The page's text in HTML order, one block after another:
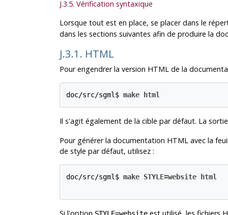
J.3.5. Vérification syntaxique
Lorsque tout est en place, se placer dans le
dans les sections suivantes afin de produire la
J.3.1. HTML
Pour engendrer la version HTMLde la
doc/src/sgml$ make html
Il s'agit également de la cible par défaut. La
Pour générer la documentation HTML avec la
de style par défaut, utilisez :
doc/src/sgml$ make STYLE=website html